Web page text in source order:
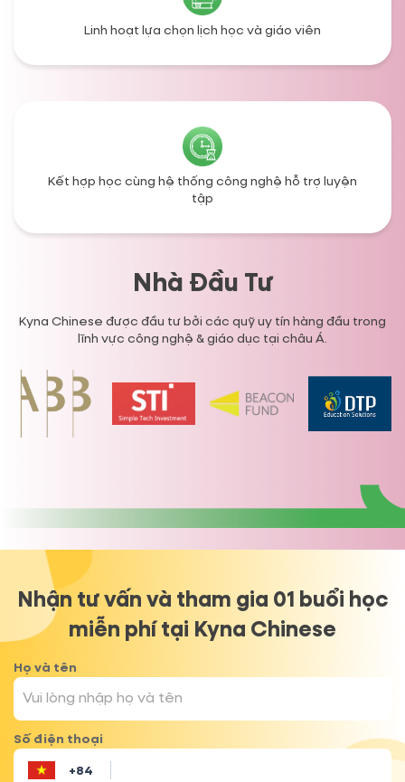
Linh hoạt lựa chọn lịch học và giáo viên
Kết hợp học cùng hệ thống công nghệ hỗ trợ luyện
tập
Nhà Đầu Tư
Kyna Chinese được đầu tư bởi các quỹ uy tín hàng đầu trong
lĩnh vực công nghệ & giáo dục tại châu Á.
Nhận tư vấn và tham gia 01 buổi học
miễn phí tại Kyna Chinese
Họ và tên
Số điện thoại
+84